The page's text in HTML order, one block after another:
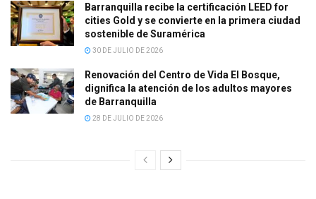
Barranquilla recibe la certificación LEED for
cities Gold y se convierte en la primera ciudad
sostenible de Suramérica
30 DE JULIO DE 2026
Renovación del Centro de Vida El Bosque,
dignifica la atención de los adultos mayores
de Barranquilla
28 DE JULIO DE 2026